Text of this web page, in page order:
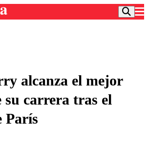
TV
Colo
alcanza el mejor
carrera tras el
París